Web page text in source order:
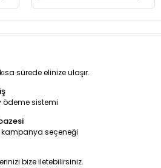
sürede elinize ulaşır.
ödeme sistemi
kampanya seçeneği
bize iletebilirsiniz.